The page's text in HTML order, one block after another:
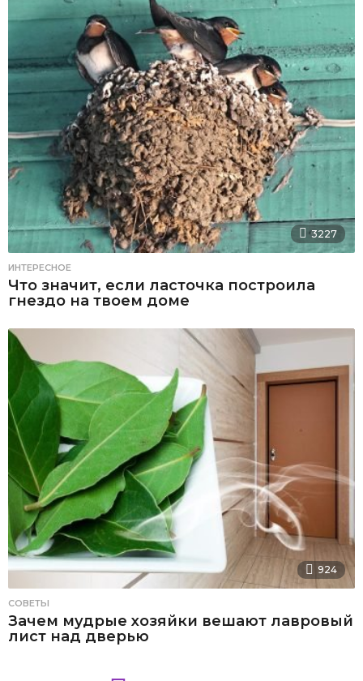
3227
ИНТЕРЕСНОЕ
Что значит, если ласточка построила
гнездо на твоем доме
924
СОВЕТЫ
Зачем мудрые хозяйки вешают лавровый
лист над дверью